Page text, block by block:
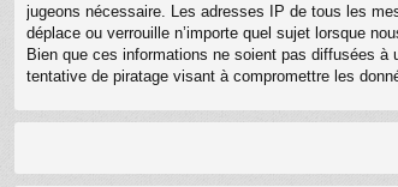
jugeons nécessaire. Les adresses IP de tous les
déplace ou verrouille n’importe quel sujet lorsque
Bien que ces informations ne soient pas diffusées
tentative de piratage visant à compromettre les